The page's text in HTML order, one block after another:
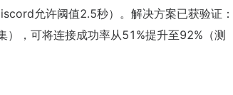
允许阈值2.5秒）。解决方案已获验证：
），可将连接成功率从51%提升至92%（测